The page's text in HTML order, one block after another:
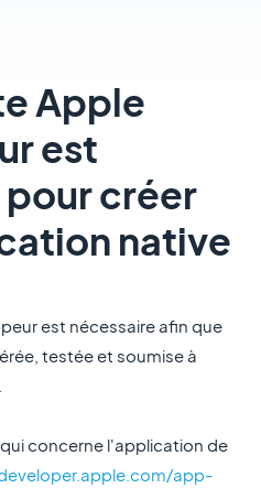
Apple
est
créer
native
est nécessaire afin que
testée et soumise à
concerne l'application de
app-